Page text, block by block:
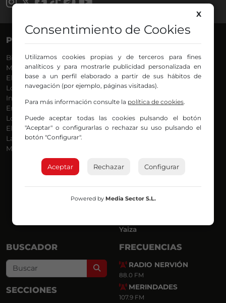
PROGRAMAS
Bilbosport
Más Música
El Madrugador
Lo Más Nuevo
Informativos
En Ruta
Locos por la Música
El Supermadrugador
La Mañana de Radio Nervión
Más Madrugada
Agurtzane
Belén Ollero
Dani
Eduardo
Eva Argote
Endika
Iker
Iñigo
Joseba
Mar y Cielo
Miguel Ángel
Yaiza
BUSCADOR
Search
SECCIONES
FRECUENCIAS
RADIO NERVIÓN
88.0 FM
MERINDADES
107.9 FM
X
Consentimiento de Cookies
Utilizamos cookies propias y de terceros para fines
analíticos y para mostrarle publicidad personalizada en
base a un perfil elaborado a partir de sus hábitos de
navegación (por ejemplo, páginas visitadas).
Para más información consulte la política de cookies.
Puede aceptar todas las cookies pulsando el botón
"Aceptar" o configurarlas o rechazar su uso pulsando el
botón "Configurar".
Aceptar Rechazar Configurar
Powered by Media Sector S.L.